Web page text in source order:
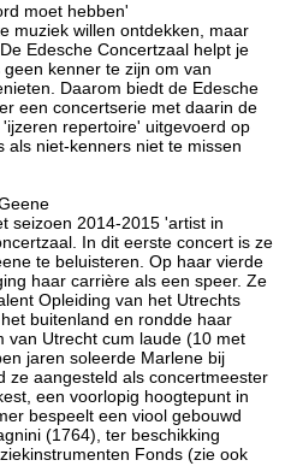
moet hebben'
muziek willen ontdekken, maar
Edesche Concertzaal helpt je
kenner te zijn om van
Daarom biedt de Edesche
een concertserie met daarin de
repertoire' uitgevoerd op
als niet-kenners niet te missen
seizoen 2014-2015 'artist in
In dit eerste concert is ze
te beluisteren. Op haar vierde
haar carrière als een speer. Ze
Opleiding van het Utrechts
buitenland en rondde haar
van Utrecht cum laude (10 met
jaren soleerde Marlene bij
ze aangesteld als concertmeester
een voorlopig hoogtepunt in
bespeelt een viool gebouwd
(1764), ter beschikking
Fonds (zie ook